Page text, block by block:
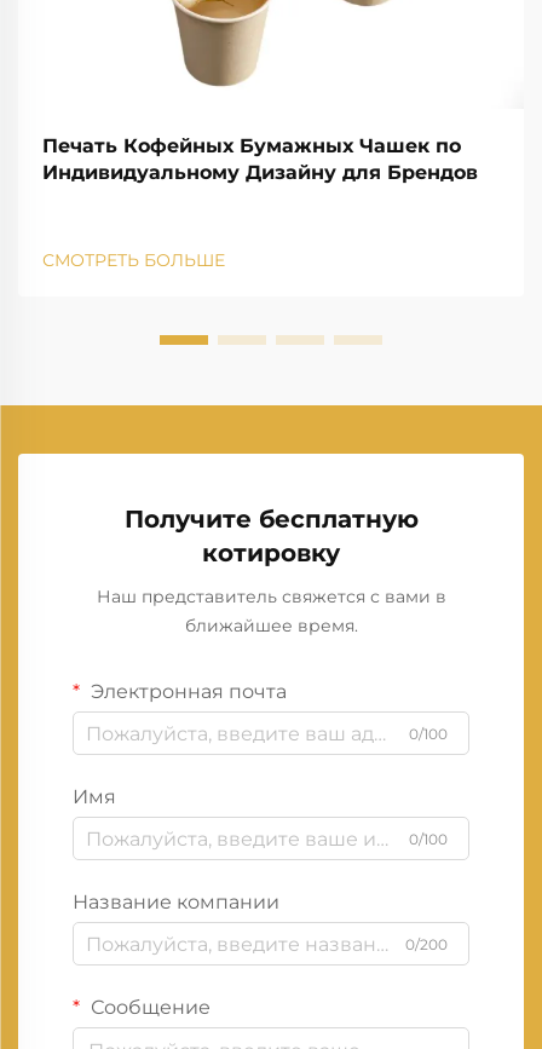
Печать Кофейных Бумажных Чашек по
Индивидуальному Дизайну для Брендов
СМОТРЕТЬ БОЛЬШЕ
Получите бесплатную
котировку
Наш представитель свяжется с вами в
ближайшее время.
Электронная почта
0/100
Имя
0/100
Название компании
0/200
Сообщение